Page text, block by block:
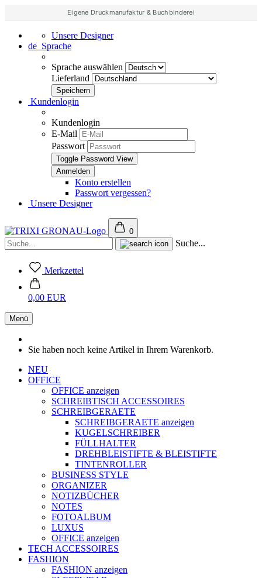
Eigene Druckmanufaktur & Buchbinderei
Unsere Designer
de Sprache
Sprache auswählen
Lieferland
Kundenlogin
Kundenlogin
E-Mail
Passwort
Toggle Password View
Konto erstellen
Passwort vergessen?
Unsere Designer
0
Suche...
Merkzettel
0,00 EUR
Menü
Sie haben noch keine Artikel in Ihrem Warenkorb.
NEU
OFFICE
OFFICE anzeigen
SCHREIBTISCH ACCESSOIRES
SCHREIBGERAETE
SCHREIBGERAETE anzeigen
KUGELSCHREIBER
FÜLLHALTER
DREHBLEISTIFTE & BLEISTIFTE
TINTENROLLER
BUSINESS STYLE
ORGANIZER
NOTIZBÜCHER
NOTES
FOTOALBUM
LUXUS
OFFICE anzeigen
TECH ACCESSOIRES
FASHION
FASHION anzeigen